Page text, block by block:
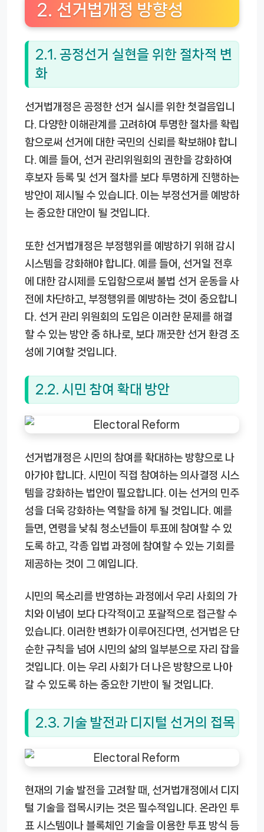
2. 선거법개정 방향성
2.1. 공정선거 실현을 위한 절차적 변
화
선거법개정은 공정한 선거 실시를 위한 첫걸음입니
다. 다양한 이해관계를 고려하여 투명한 절차를 확립
함으로써 선거에 대한 국민의 신뢰를 확보해야 합니
다. 예를 들어, 선거 관리위원회의 권한을 강화하여
후보자 등록 및 선거 절차를 보다 투명하게 진행하는
방안이 제시될 수 있습니다. 이는 부정선거를 예방하
는 중요한 대안이 될 것입니다.
또한 선거법개정은 부정행위를 예방하기 위해 감시
시스템을 강화해야 합니다. 예를 들어, 선거일 전후
에 대한 감시제를 도입함으로써 불법 선거 운동을 사
전에 차단하고, 부정행위를 예방하는 것이 중요합니
다. 선거 관리 위원회의 도입은 이러한 문제를 해결
할 수 있는 방안 중 하나로, 보다 깨끗한 선거 환경 조
성에 기여할 것입니다.
2.2. 시민 참여 확대 방안
선거법개정은 시민의 참여를 확대하는 방향으로 나
아가야 합니다. 시민이 직접 참여하는 의사결정 시스
템을 강화하는 법안이 필요합니다. 이는 선거의 민주
성을 더욱 강화하는 역할을 하게 될 것입니다. 예를
들면, 연령을 낮춰 청소년들이 투표에 참여할 수 있
도록 하고, 각종 입법 과정에 참여할 수 있는 기회를
제공하는 것이 그 예입니다.
시민의 목소리를 반영하는 과정에서 우리 사회의 가
치와 이념이 보다 다각적이고 포괄적으로 접근할 수
있습니다. 이러한 변화가 이루어진다면, 선거법은 단
순한 규칙을 넘어 시민의 삶의 일부분으로 자리 잡을
것입니다. 이는 우리 사회가 더 나은 방향으로 나아
갈 수 있도록 하는 중요한 기반이 될 것입니다.
2.3. 기술 발전과 디지털 선거의 접목
현재의 기술 발전을 고려할 때, 선거법개정에서 디지
털 기술을 접목시키는 것은 필수적입니다. 온라인 투
표 시스템이나 블록체인 기술을 이용한 투표 방식 등